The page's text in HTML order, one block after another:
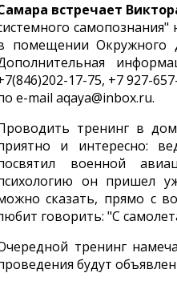
встречает
самопознания"
помещении
17-75, +7 927-
e-mail aqaya@inbox.ru.
тренинг в
и интересно:
военной
он пришел
сказать, прямо с
говорить: "С
тренинг
будут